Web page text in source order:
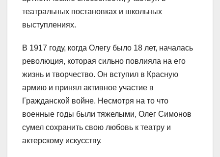
театральных постановках и школьных
выступлениях.
В 1917 году, когда Олегу было 18 лет, началась
революция, которая сильно повлияла на его
жизнь и творчество. Он вступил в Красную
армию и принял активное участие в
Гражданской войне. Несмотря на то что
военные годы были тяжелыми, Олег Симонов
сумел сохранить свою любовь к театру и
актерскому искусству.